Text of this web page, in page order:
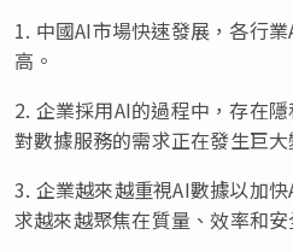
1. 中國AI市場快速發展，各行
高。
2. 企業採用AI的過程中，存在
對數據服務的需求正在發生巨大
3. 企業越來越重視AI數據以加
求越來越聚焦在質量、效率和安